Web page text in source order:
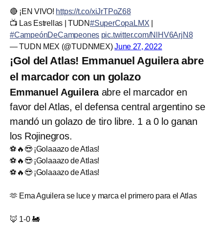
🔴 ¡EN VIVO! https://t.co/xiJrTPoZ68
📺 Las Estrellas | TUDN#SuperCopaLMX
#CampeónDeCampeones pic.twitter.com/NlHV6ArjN8
— TUDN MEX (@TUDNMEX)June 27, 2022
¡Gol del Atlas! Emmanuel Aguilera abre
el marcador con un golazo
Emmanuel Aguileraabre el marcador en
favor del Atlas, el defensa central argentino se
mandó un golazo de tiro libre. 1 a 0 lo ganan
los Rojinegros.
⚽🔥😎 ¡Golaaazo de Atlas!
⚽🔥😎 ¡Golaaazo de Atlas!
⚽🔥😎 ¡Golaaazo de Atlas!
🫶 Ema Aguilera se luce y marca el primero para el Atlas
🦊 1-0 🚂